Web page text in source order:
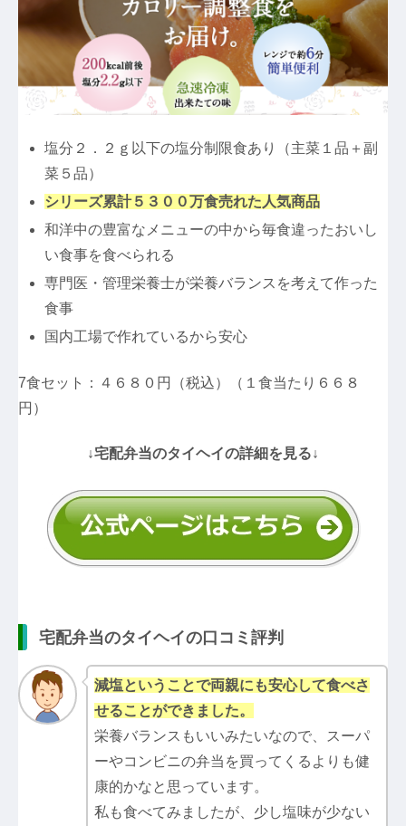
塩分２．２ｇ以下の塩分制限食あり（主菜１品＋副
菜５品）
シリーズ累計５３００万食売れた人気商品
和洋中の豊富なメニューの中から毎食違ったおいし
い食事を食べられる
専門医・管理栄養士が栄養バランスを考えて作った
食事
国内工場で作れているから安心
7食セット：４６８０円（税込）（１食当たり６６８
円）
↓宅配弁当のタイヘイの詳細を見る↓
宅配弁当のタイヘイの口コミ評判
減塩ということで両親にも安心して食べさ
せることができました。
栄養バランスもいいみたいなので、スーパ
ーやコンビニの弁当を買ってくるよりも健
康的かなと思っています。
私も食べてみましたが、少し塩味が少ない